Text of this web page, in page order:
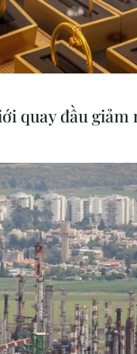
dao ở
pháp ngăn
trực tuyến
06/08/2026
nghiệm
chợ
Pháp mở
sông phục
trong mùa
06/08/2026
quay đầu giảm